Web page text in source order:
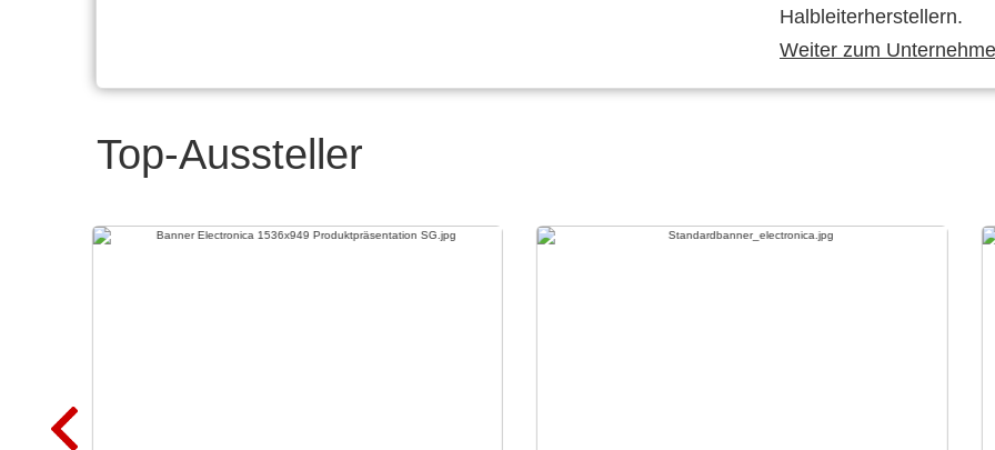
Halbleiterherstellern.
Weiter zum
Top-Aussteller